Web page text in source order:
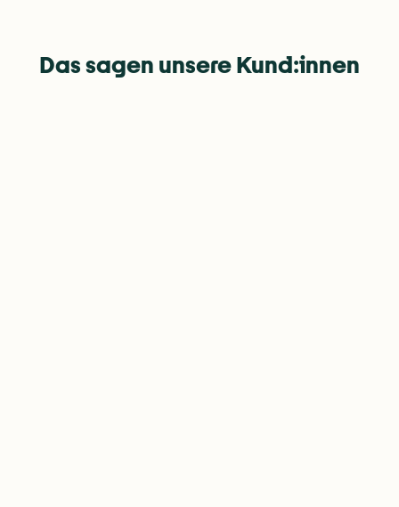
Das sagen unsere Kund:innen